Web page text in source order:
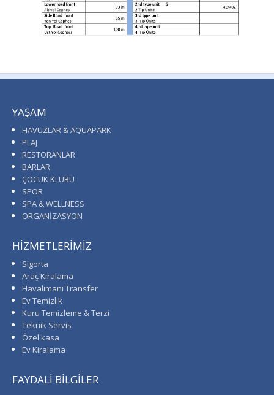
YAŞAM
HAVUZLAR & AQUAPARK
PLAJ
RESTORANLAR
BARLAR
ÇOCUK KLUBÜ
SPOR
SPA & WELLNESS
ORGANİZASYON
HİZMETLERİMİZ
Sigorta
Araç Kiralama
Havalimanı Transfer
Ev Temizlik
Kuru Temizleme & Terzi
Teknik Servis
Özel kasa
Ev Kiralama
FAYDALİ BİLGİLER